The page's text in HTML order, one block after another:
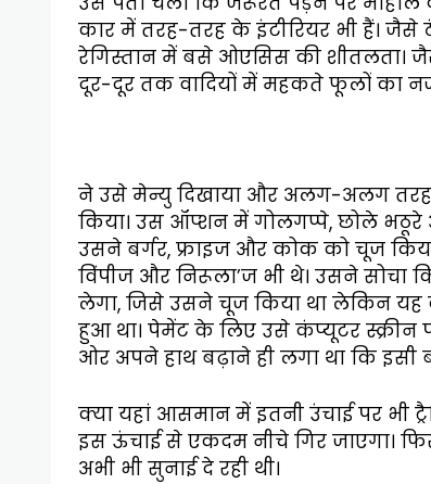
कार में तरह-तरह के इंटीरियर भी हैं।
रेगिस्तान में बसे ओएसिस की शीतलता। जैसे
दूर-दूर तक वादियों में महकते फूलों का
ने उसे मेन्यु दिखाया और अलग-अलग
किया। उस ऑप्शन में गोलगप्पे, छोले
उसने बर्गर, फ्राइज और कोक को चूज
विंपीज और निरूला’ज भी थे। उसने
लेगा, जिसे उसने चूज किया था लेकिन
हुआ था। पेमेंट के लिए उसे कंप्यूटर स्क्रीन
ओर अपने हाथ बढ़ाने ही लगा था कि इसी
क्या यहां आसमान में इतनी उंचाई पर भी
इस ऊंचाई से एकदम नीचे गिर जाएगा।
अभी भी सुनाई दे रही थी।